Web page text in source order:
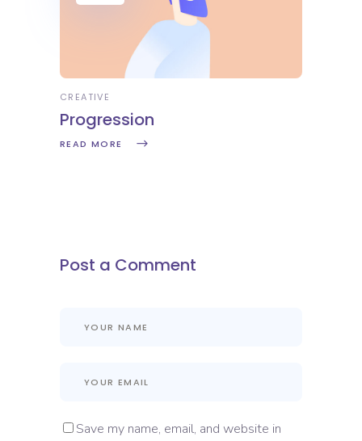
CREATIVE
Progression
READ MORE
Post a Comment
Save my name, email, and website in